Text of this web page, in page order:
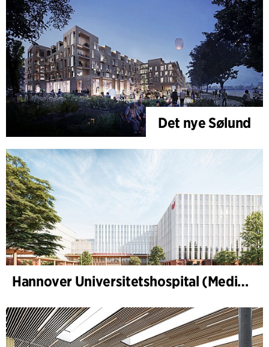
Det nye Sølund
Hannover Universitetshospital (Medizinische Hochschule Hannover, MHH)